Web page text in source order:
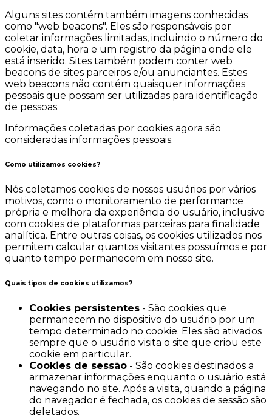
Alguns sites contém também imagens conhecidas
como "web beacons". Eles são responsáveis por
coletar informações limitadas, incluindo o número do
cookie, data, hora e um registro da página onde ele
está inserido. Sites também podem conter web
beacons de sites parceiros e/ou anunciantes. Estes
web beacons não contém quaisquer informações
pessoais que possam ser utilizadas para identificação
de pessoas.
Informações coletadas por cookies agora são
consideradas informações pessoais.
Como utilizamos cookies?
Nós coletamos cookies de nossos usuários por vários
motivos, como o monitoramento de performance
própria e melhora da experiência do usuário, inclusive
com cookies de plataformas parceiras para finalidade
analítica. Entre outras coisas, os cookies utilizados nos
permitem calcular quantos visitantes possuímos e por
quanto tempo permanecem em nosso site.
Quais tipos de cookies utilizamos?
Cookies persistentes - São cookies que
permanecem no dispositivo do usuário por um
tempo determinado no cookie. Eles são ativados
sempre que o usuário visita o site que criou este
cookie em particular.
Cookies de sessão - São cookies destinados a
armazenar informações enquanto o usuário está
navegando no site. Após a visita, quando a página
do navegador é fechada, os cookies de sessão são
deletados.